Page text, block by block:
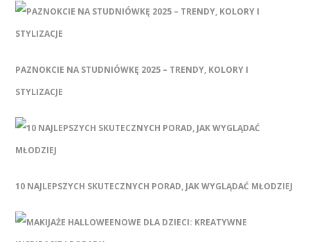
PAZNOKCIE NA STUDNIÓWKĘ 2025 – TRENDY, KOLORY I
STYLIZACJE
10 NAJLEPSZYCH SKUTECZNYCH PORAD, JAK WYGLĄDAĆ MŁODZIEJ